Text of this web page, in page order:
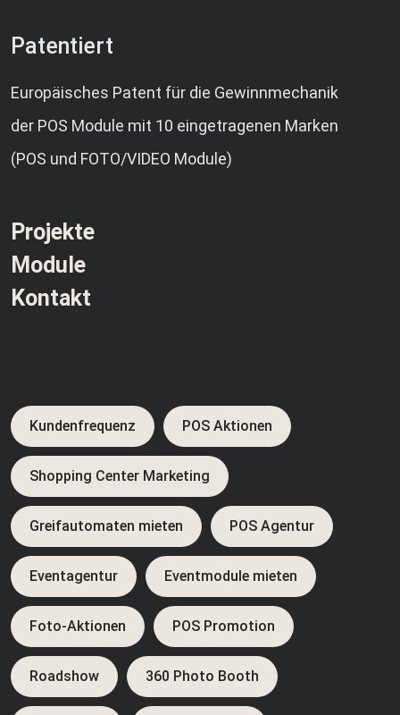
Patentiert
Europäisches Patent für die Gewinnmechanik
der POS Module mit 10 eingetragenen Marken
(POS und FOTO/VIDEO Module)
Projekte
Module
Kontakt
Kundenfrequenz POS Aktionen
Shopping Center Marketing
Greifautomaten mieten POS Agentur
Eventagentur Eventmodule mieten
Foto-Aktionen POS Promotion
Roadshow 360 Photo Booth